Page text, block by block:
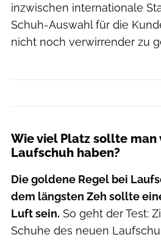
inzwischen internationale
Schuh-Auswahl für die
nicht noch verwirrender zu
Wie viel Platz sollte man
Laufschuh haben?
Die goldene Regel bei
dem längsten Zeh sollte
Luft sein. So geht der Test:
Schuhe des neuen